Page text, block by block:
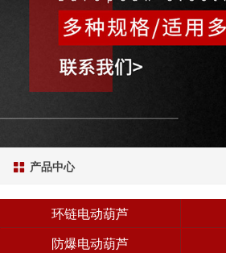
 产品中心
环链电动葫芦
防爆电动葫芦